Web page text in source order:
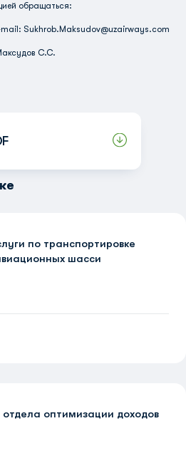
обращаться:
Sukhrob.Maksudov@uzairways.com
С.С.
по транспортировке
шасси
оптимизации доходов